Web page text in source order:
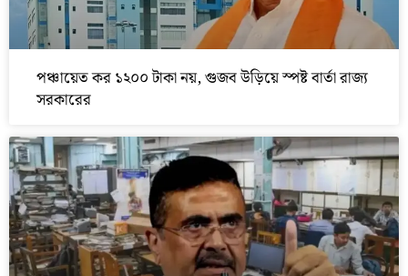
পঞ্চায়েত কর ১২০০ টাকা নয়, গুজব উড়িয়ে স্পষ্ট বার্তা রাজ্য
সরকারের